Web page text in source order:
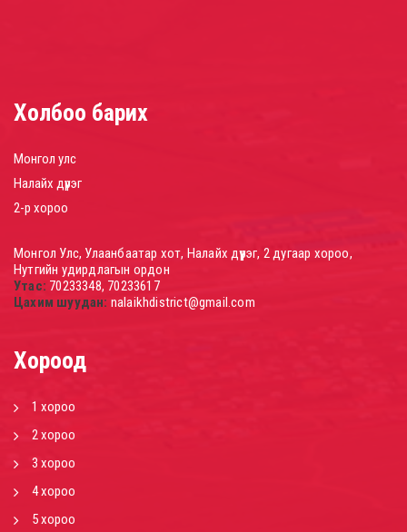
Холбоо барих
Монгол улс
Налайх дүүрэг
2-р хороо
Монгол Улс, Улаанбаатар хот, Налайх дүүрэг, 2 дугаар хороо,
Нутгийн удирдлагын ордон
Утас: 70233348, 70233617
Цахим шуудан: nalaikhdistrict@gmail.com
Хороод
1 хороо
2 хороо
3 хороо
4 хороо
5 хороо